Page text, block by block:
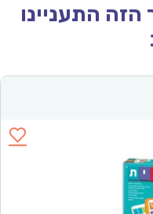
התעניינו